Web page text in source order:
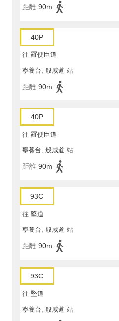
距離 90m
40P
往 羅便臣道
寧養台, 般咸道 站
距離 90m
40P
往 羅便臣道
寧養台, 般咸道 站
距離 90m
93C
往 堅道
寧養台, 般咸道 站
距離 90m
93C
往 堅道
寧養台, 般咸道 站